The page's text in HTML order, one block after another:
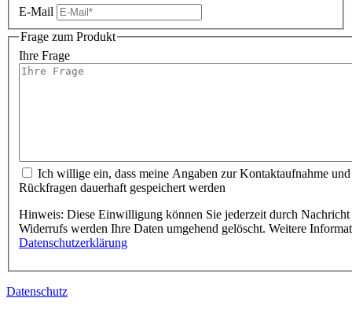
E-Mail
Frage zum Produkt
Ihre Frage
Ich willige ein, dass meine Angaben zur Kontaktaufnahme
Rückfragen dauerhaft gespeichert werden
Hinweis: Diese Einwilligung können Sie jederzeit durch
Widerrufs werden Ihre Daten umgehend gelöscht. Weitere
Datenschutzerklärung
Datenschutz